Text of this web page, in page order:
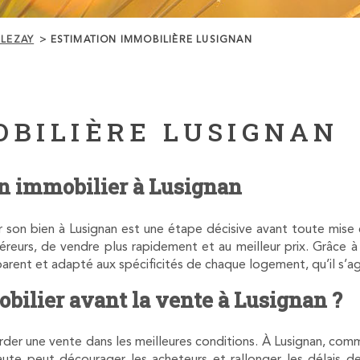
ESTIMATION IMMOBILIÈRE LUSIGNAN
LUSIGNAN
immobilier à Lusignan
bien à Lusignan est une étape décisive avant toute
de vendre plus rapidement et au meilleur prix. Grâce
et adapté aux spécificités de chaque logement, qu’il
avant la vente à Lusignan ?
une vente dans les meilleures conditions. À Lusignan,